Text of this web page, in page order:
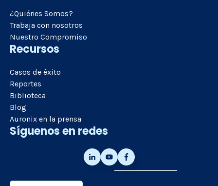
¿Quiénes Somos?
Trabaja con nosotros
Nuestro Compromiso
Recursos
Casos de éxito
Reportes
Biblioteca
Blog
Auronix en la prensa
Síguenos en redes